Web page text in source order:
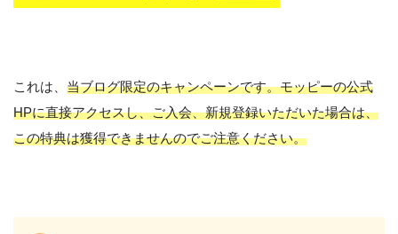
これは、 当ブログ限定のキャンペーンです。モッピーの公式
HPに直接アクセスし、ご入会、新規登録いただいた場合は、
この特典は獲得できませんのでご注意ください。